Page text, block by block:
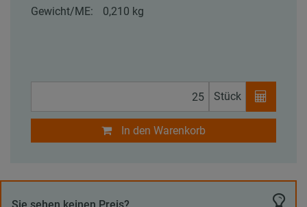
Gewicht/ME:
0,210 kg
Stück
In den Warenkorb